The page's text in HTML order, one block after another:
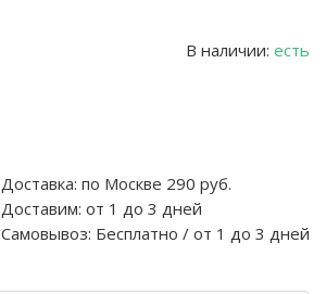
В наличии: есть
Доставка: по Москве 290 руб.
Доставим: от 1 до 3 дней
Самовывоз: Бесплатно / от 1 до 3 дней